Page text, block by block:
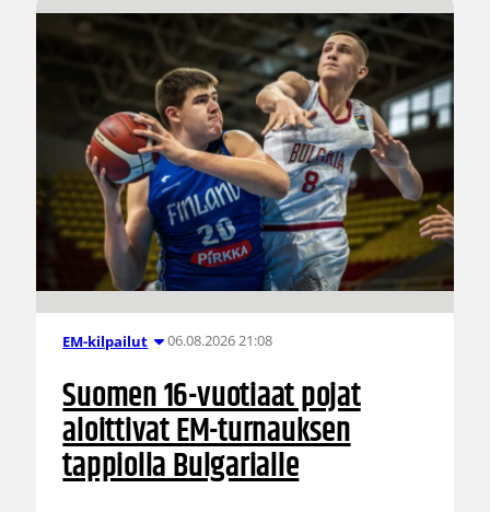
EM-kilpailut 06.08.2026 21:08
Suomen 16-vuotiaat pojat
aloittivat EM-turnauksen
tappiolla Bulgarialle